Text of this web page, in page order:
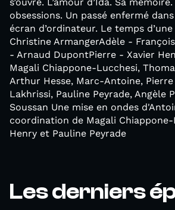
obsessions. Un passé enfermé
écran d’ordinateur. Le temps
Christine ArmangerAdèle -
- Arnaud DupontPierre - Xavier
Magali Chiappone-Lucchesi,
Arthur Hesse, Marc-Antoine, Pierre
Lakhrissi, Pauline Peyrade, Angèle
Soussan Une mise en ondes
coordination de Magali Chiappone-
Henry et Pauline Peyrade
Les derniers